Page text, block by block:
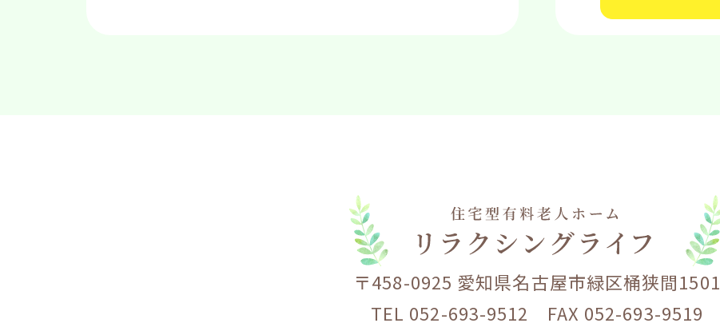
〒458-0925 愛知県名古屋市緑区桶狭間1501
TEL 052-693-9512 FAX 052-693-9519